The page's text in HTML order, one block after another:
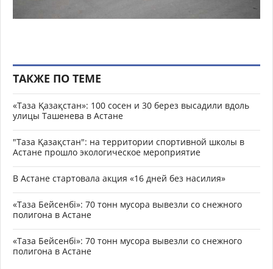
ТАКЖЕ ПО ТЕМЕ
«Таза Қазақстан»: 100 сосен и 30 берез высадили вдоль
улицы Ташенева в Астане
"Таза Қазақстан": на территории спортивной школы в
Астане прошло экологическое мероприятие
В Астане стартовала акция «16 дней без насилия»
«Таза Бейсенбі»: 70 тонн мусора вывезли со снежного
полигона в Астане
«Таза Бейсенбі»: 70 тонн мусора вывезли со снежного
полигона в Астане